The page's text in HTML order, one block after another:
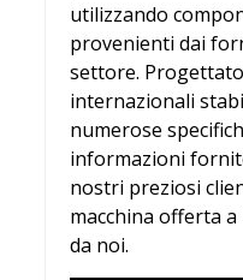
utilizzando
provenienti dai
settore.
internazionali
numerose
informazioni
nostri preziosi
macchina offerta
da noi.